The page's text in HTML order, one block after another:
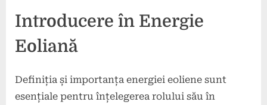
Introducere în Energie
Eoliană
Definiția și importanța energiei eoliene sunt
esențiale pentru înțelegerea rolului său în